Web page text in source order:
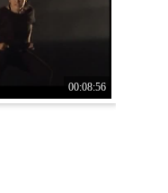
00:08:56